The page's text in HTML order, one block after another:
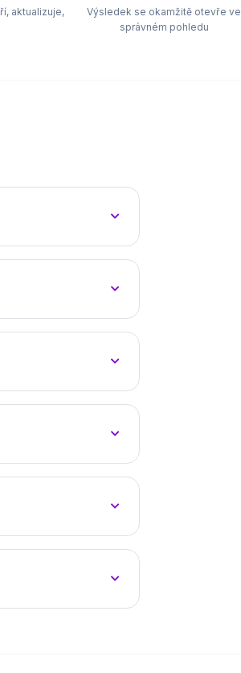
aktualizuje,
Výsledek se okamžitě otevře ve
správném pohledu